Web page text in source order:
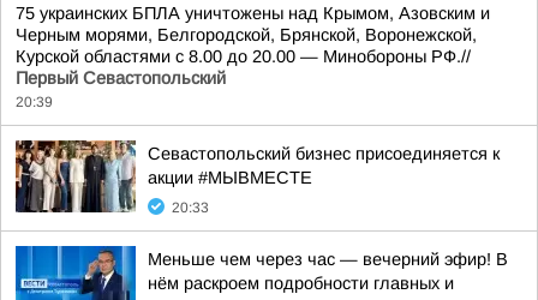
75 украинских БПЛА уничтожены над Крымом, Азовским и
Черным морями, Белгородской, Брянской, Воронежской,
Курской областями с 8.00 до 20.00 — Минобороны РФ.//
Первый Севастопольский
20:39
Севастопольский бизнес присоединяется к
акции #МЫВМЕСТЕ
20:33
Меньше чем через час — вечерний эфир! В
нём раскроем подробности главных и